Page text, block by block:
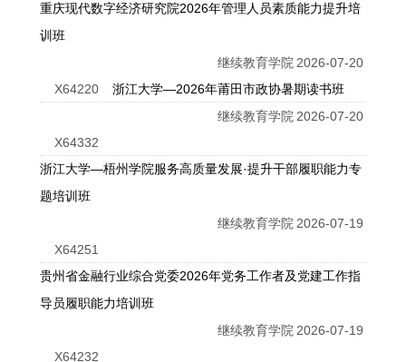
重庆现代数字经济研究院2026年管理人员素质能力提升培
训班
2026-07-20
继续教育学院
X64220
浙江大学—2026年莆田市政协暑期读书班
2026-07-20
继续教育学院
X64332
浙江大学—梧州学院服务高质量发展·提升干部履职能力专
题培训班
2026-07-19
继续教育学院
X64251
贵州省金融行业综合党委2026年党务工作者及党建工作指
导员履职能力培训班
2026-07-19
继续教育学院
X64232